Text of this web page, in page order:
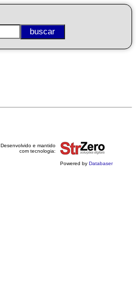
Desenvolvido e mantido
com tecnologia:
Powered by Databaser